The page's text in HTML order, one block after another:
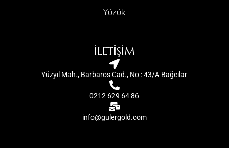
Yüzük
İLETİŞİM
Yüzyıl Mah., Barbaros Cad., No : 43/A Bağcılar
0212 629 64 86
info@gulergold.com